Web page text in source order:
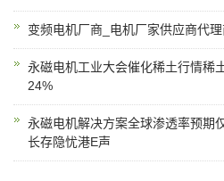
变频电机厂商_电机厂家供应商代
永磁电机工业大会催化稀土行情稀
24%
永磁电机解决方案全球渗透率预期
长存隐忧港E声